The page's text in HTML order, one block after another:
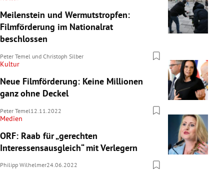
Meilenstein und Wermutstropfen:
Filmförderung im Nationalrat
beschlossen
Peter Temel und Christoph Silber
Kultur
Neue Filmförderung: Keine Millionen
ganz ohne Deckel
Peter Temel 12.11.2022
Medien
ORF: Raab für „gerechten
Interessensausgleich“ mit Verlegern
Philipp Wilhelmer24.06.2022